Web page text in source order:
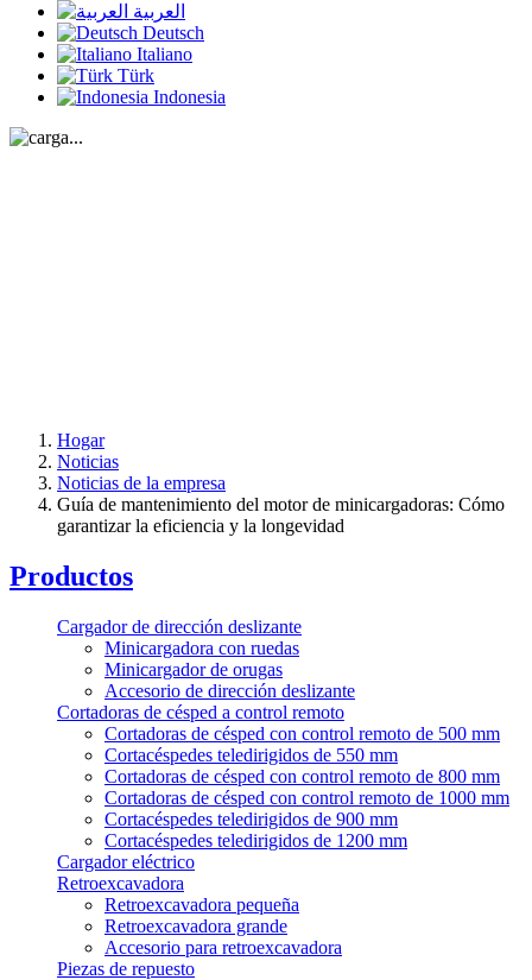
العربية
Deutsch
Italiano
Türk
Indonesia
Hogar
Noticias
Noticias de la empresa
Guía de mantenimiento del motor de minicargadoras: Cómo
garantizar la eficiencia y la longevidad
Productos
Cargador de dirección deslizante
Minicargadora con ruedas
Minicargador de orugas
Accesorio de dirección deslizante
Cortadoras de césped a control remoto
Cortadoras de césped con control remoto de 500 mm
Cortacéspedes teledirigidos de 550 mm
Cortadoras de césped con control remoto de 800 mm
Cortadoras de césped con control remoto de 1000 mm
Cortacéspedes teledirigidos de 900 mm
Cortacéspedes teledirigidos de 1200 mm
Cargador eléctrico
Retroexcavadora
Retroexcavadora pequeña
Retroexcavadora grande
Accesorio para retroexcavadora
Piezas de repuesto